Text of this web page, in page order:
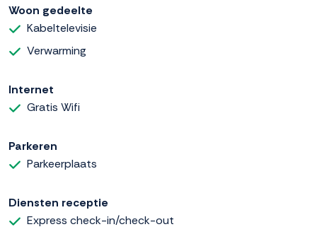
Woon gedeelte
Kabeltelevisie
Verwarming
Internet
Gratis Wifi
Parkeren
Parkeerplaats
Diensten receptie
Express check-in/check-out